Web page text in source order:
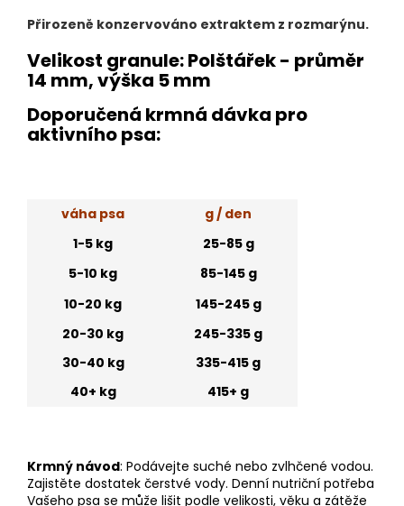
Přirozeně konzervováno extraktem z rozmarýnu.
Velikost granule:Polštářek - průměr
14 mm, výška 5 mm
Doporučená krmná dávka pro
aktivního psa:
váha psa
g / den
1-5 kg
25-85 g
5-10 kg
85-145 g
10-20 kg
145-245 g
20-30 kg
245-335 g
30-40 kg
335-415 g
40+ kg
415+ g
Krmný návod: Podávejte suché nebo zvlhčené vodou.
Zajistěte dostatek čerstvé vody. Denní nutriční potřeba
Vašeho psa se může lišit podle velikosti, věku a zátěže